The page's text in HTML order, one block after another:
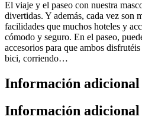
El viaje y el paseo con nuestra
divertidas. Y además, cada vez son
facilidades que muchos hoteles y
cómodo y seguro. En el paseo,
accesorios para que ambos
bici, corriendo…
Información adicional
Información adicional